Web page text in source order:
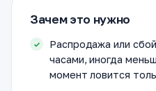
Зачем это нужно
Распродажа или
часами, иногда
момент ловится